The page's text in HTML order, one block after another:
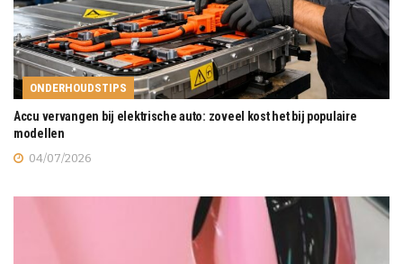
ONDERHOUDSTIPS
Accu vervangen bij elektrische auto: zoveel kost het bij populaire
modellen
04/07/2026